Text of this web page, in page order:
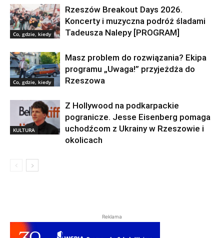
Co, gdzie, kiedy
Rzeszów Breakout Days 2026.
Koncerty i muzyczna podróż śladami
Tadeusza Nalepy [PROGRAM]
Co, gdzie, kiedy
Masz problem do rozwiązania? Ekipa
programu „Uwaga!” przyjeżdża do
Rzeszowa
KULTURA
Z Hollywood na podkarpackie
pogranicze. Jesse Eisenberg pomaga
uchodźcom z Ukrainy w Rzeszowie i
okolicach
Reklama